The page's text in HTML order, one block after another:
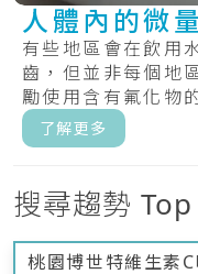
人體內的微
有些地區會在飲用
齒，但並非每個地
勵使用含有氟化物
齒上塗.....
了解更多
搜尋趨勢
桃園博世特維生素